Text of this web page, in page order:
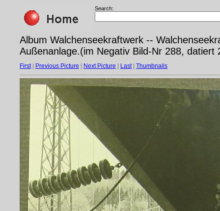
Search:
Album Walchenseekraftwerk --
Außenanlage.(im Negativ Bild-Nr 288, datiert
First| Previous Picture Next Picture Last| Thumbnails